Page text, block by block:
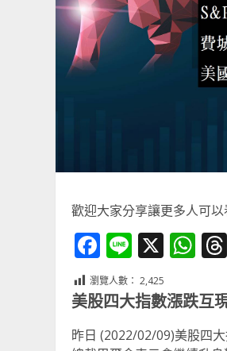
歡迎大家分享讓更多人可以
Facebook
Line
X
瀏覽人數： 2,425
美股四大指數漲跌互
昨日 (2022/02/09)美股四